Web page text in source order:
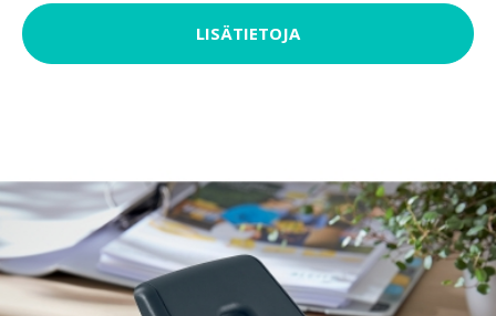
LISÄTIETOJA